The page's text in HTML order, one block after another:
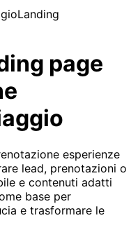
Landing
page
esperienze
lead, prenotazioni o
e contenuti adatti
base per
e trasformare le